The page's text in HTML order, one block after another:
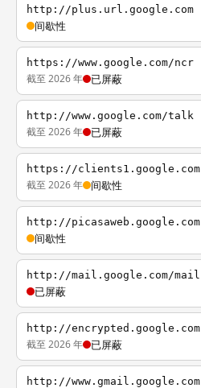
http://plus.url.google.com
间歇性
https://www.google.com/ncr
截至 2026 年 已屏蔽
http://www.google.com/talk
截至 2026 年 已屏蔽
https://clients1.google.com
截至 2026 年 间歇性
http://picasaweb.google.com
间歇性
http://mail.google.com/mail
已屏蔽
http://encrypted.google.com
截至 2026 年 已屏蔽
http://www.gmail.google.com